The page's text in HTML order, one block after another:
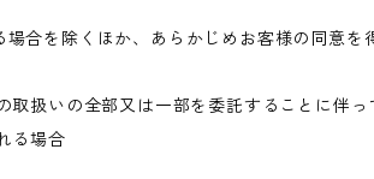
合を除くほか、あらかじめお客様の同意
取扱いの全部又は一部を委託することに伴
る場合